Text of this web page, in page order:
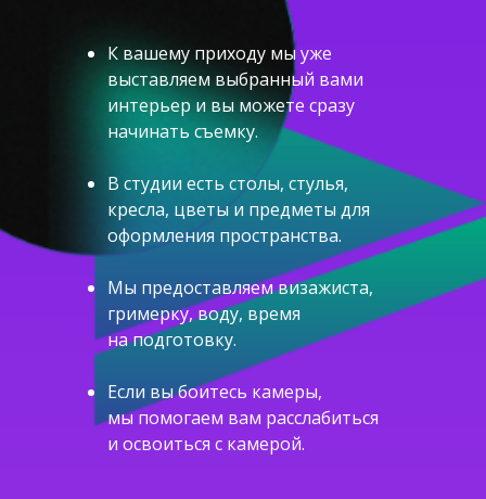
К вашему приходу мы уже
выставляем выбранный вами
интерьер и вы можете сразу
начинать съемку.
В студии есть столы, стулья,
кресла, цветы и предметы для
оформления пространства.
Мы предоставляем визажиста,
гримерку, воду, время
на подготовку.
Если вы боитесь камеры,
мы помогаем вам расслабиться
и освоиться с камерой.